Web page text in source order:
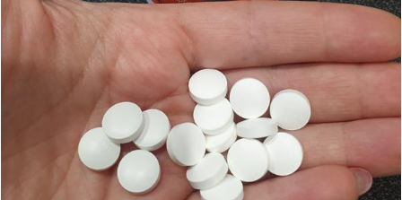
Vitamina C
Vitamina D
Wormwood (Artemisia)
Zeaxantina